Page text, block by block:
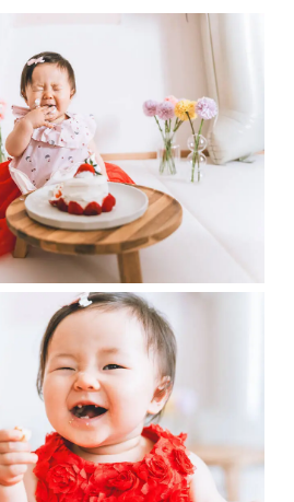
ださい。
てお知らせいただけますと幸いで
ださい。